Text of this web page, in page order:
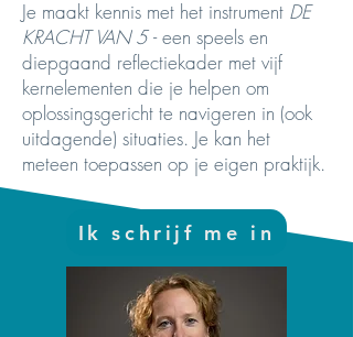
Je maakt kennis met het instrument DE
KRACHT VAN 5- een speels en
diepgaand reflectiekader met vijf
kernelementen die je helpen om
oplossingsgericht te navigeren in (ook
uitdagende) situaties. Je kan het
meteen toepassen op je eigen praktijk.
Ik schrijf me in